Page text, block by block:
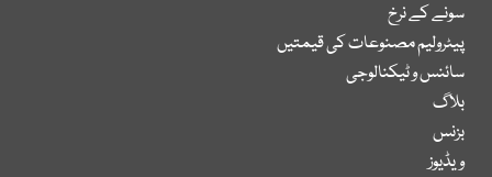
سونے کے نرخ
پیٹرولیم مصنوعات کی قیمتیں
سائنس و ٹیکنالوجی
بلاگ
بزنس
ویڈیوز